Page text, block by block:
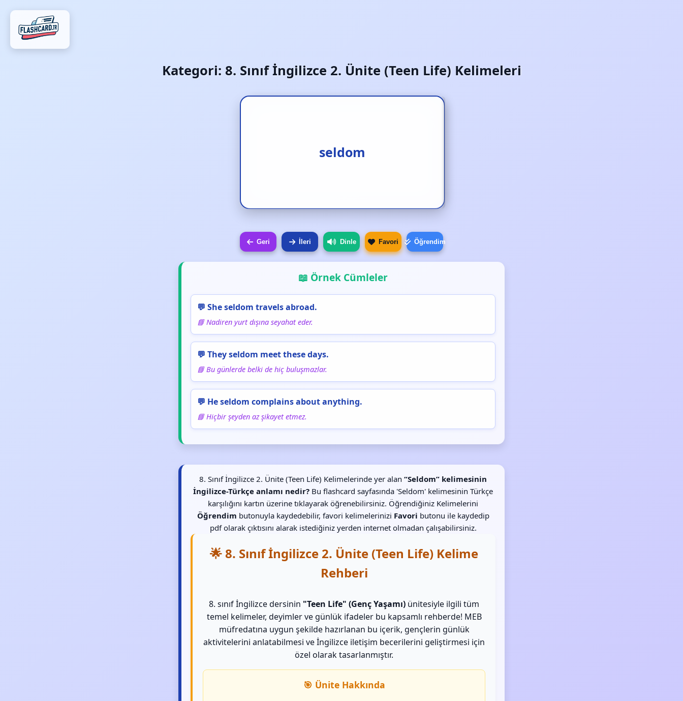
Kategori: 8. Sınıf İngilizce 2. Ünite (Teen Life) Kelimeleri
seldom
nadiren
Geri İleri Dinle Favori Öğrendim
📖 Örnek Cümleler
💬 She seldom travels abroad.
📘 Nadiren yurt dışına seyahat eder.
💬 They seldom meet these days.
📘 Bu günlerde belki de hiç buluşmazlar.
💬 He seldom complains about anything.
📘 Hiçbir şeyden az şikayet etmez.
8. Sınıf İngilizce 2. Ünite (Teen Life) Kelimelerinde yer alan “Seldom” kelimesinin
İngilizce-Türkçe anlamı nedir? Bu flashcard sayfasında 'Seldom' kelimesinin Türkçe
karşılığını kartın üzerine tıklayarak öğrenebilirsiniz. Öğrendiğiniz Kelimelerini
Öğrendim butonuyla kaydedebilir, favori kelimelerinizi Favori butonu ile kaydedip
pdf olarak çıktısını alarak istediğiniz yerden internet olmadan çalışabilirsiniz.
🌟 8. Sınıf İngilizce 2. Ünite (Teen Life) Kelime
Rehberi
8. sınıf İngilizce dersinin "Teen Life" (Genç Yaşamı) ünitesiyle ilgili tüm
temel kelimeler, deyimler ve günlük ifadeler bu kapsamlı rehberde! MEB
müfredatına uygun şekilde hazırlanan bu içerik, gençlerin günlük
aktivitelerini anlatabilmesi ve İngilizce iletişim becerilerini geliştirmesi için
özel olarak tasarlanmıştır.
🎯 Ünite Hakkında